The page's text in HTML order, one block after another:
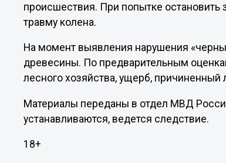
происшествия. При попытке
травму колена.
На момент выявления нарушения
древесины. По предварительным
лесного хозяйства, ущерб,
Материалы переданы в отдел МВД
устанавливаются, ведется следствие.
18+